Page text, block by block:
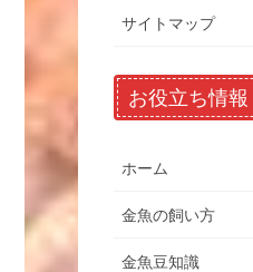
サイトマップ
お役立ち情報
ホーム
金魚の飼い方
金魚豆知識